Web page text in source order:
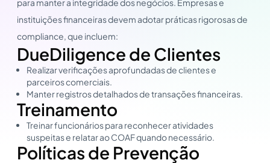
para manter a integridade dos negócios. Empresas e
instituições financeiras devem adotar práticas rigorosas de
compliance, que incluem:
DueDiligence de Clientes
Realizar verificações aprofundadas de clientes e
parceiros comerciais.
Manter registros detalhados de transações financeiras.
Treinamento
Treinar funcionários para reconhecer atividades
suspeitas e relatar ao COAF quando necessário.
Políticas de Prevenção